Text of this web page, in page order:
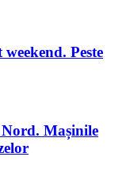
Peste
Mașinile